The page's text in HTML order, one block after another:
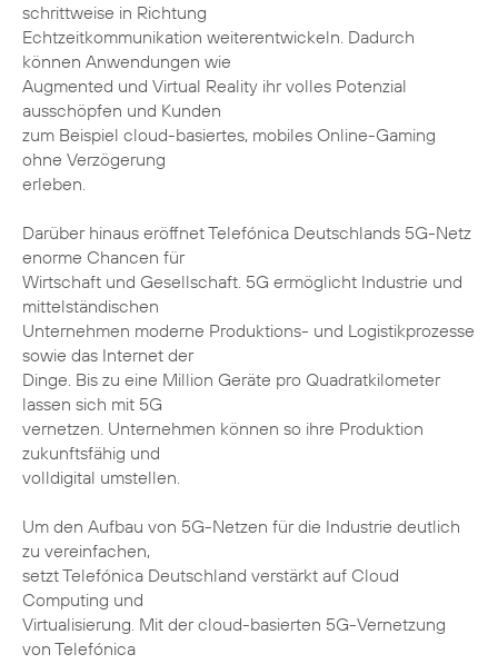
schrittweise in Richtung
Echtzeitkommunikation weiterentwickeln. Dadurch
können Anwendungen wie
Augmented und Virtual Reality ihr volles Potenzial
ausschöpfen und Kunden
zum Beispiel cloud-basiertes, mobiles Online-Gaming
ohne Verzögerung
erleben.
Darüber hinaus eröffnet Telefónica Deutschlands 5G-Netz
enorme Chancen für
Wirtschaft und Gesellschaft. 5G ermöglicht Industrie und
mittelständischen
Unternehmen moderne Produktions- und Logistikprozesse
sowie das Internet der
Dinge. Bis zu eine Million Geräte pro Quadratkilometer
lassen sich mit 5G
vernetzen. Unternehmen können so ihre Produktion
zukunftsfähig und
volldigital umstellen.
Um den Aufbau von 5G-Netzen für die Industrie deutlich
zu vereinfachen,
setzt Telefónica Deutschland verstärkt auf Cloud
Computing und
Virtualisierung. Mit der cloud-basierten 5G-Vernetzung
von Telefónica